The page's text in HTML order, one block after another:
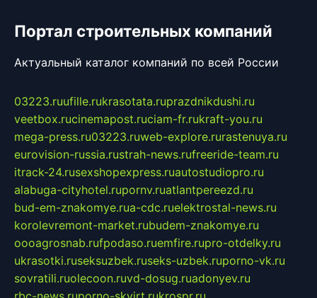
Портал строительных компаний
Актуальный каталог компаний по всей России
03223.ruufille.rukrasotata.ruprazdnikdushi.ru
veetbox.rucinemapost.ruciam-fr.rukraft-you.ru
mega-press.ru03223.ruweb-explore.rurastenuya.ru
eurovision-russia.rustrah-news.rufreeride-team.ru
itrack-24.rusexshopexpress.ruautostudiopro.ru
alabuga-cityhotel.rupornv.ruatlantpereezd.ru
bud-em-znakomye.rua-cdc.ruelektrostal-news.ru
korolevremont-market.rubudem-znakomye.ru
oooagrosnab.rufpodaso.ruemfire.rupro-otdelky.ru
ukrasotki.ruseksuzbek.ruseks-uzbek.ruporno-vk.ru
sovratili.ruolecoon.ruvd-dosug.ruadonyev.ru